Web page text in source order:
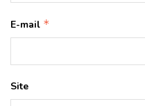
E-mail *
Site